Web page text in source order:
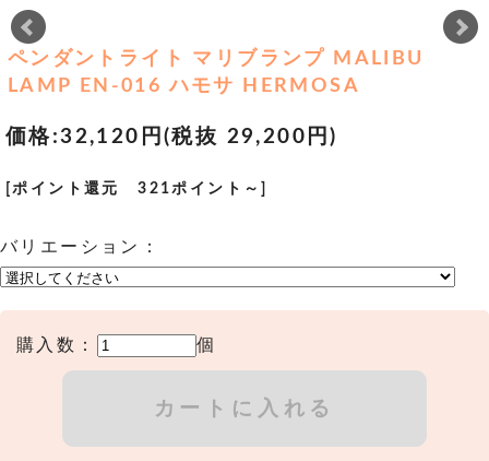
ペンダントライト マリブランプ MALIBU
LAMP EN-016 ハモサ HERMOSA
価格:32,120円(税抜 29,200円)
[ポイント還元 321ポイント～]
バリエーション：
購入数： 個